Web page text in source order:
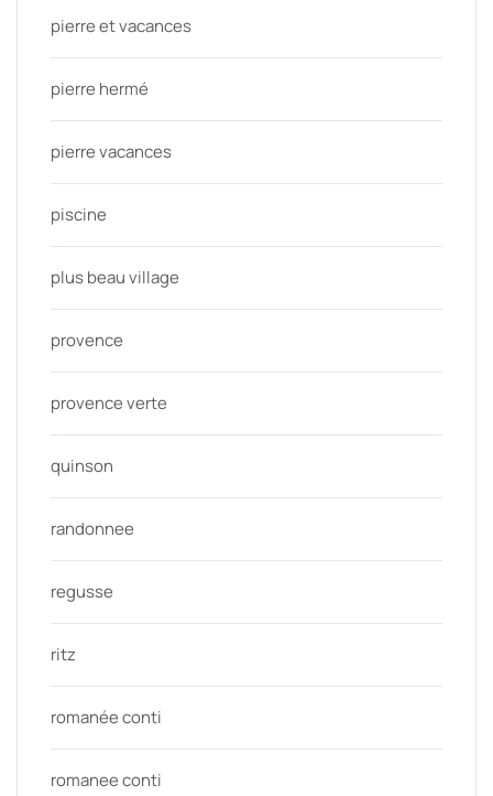
pierre et vacances
pierre hermé
pierre vacances
piscine
plus beau village
provence
provence verte
quinson
randonnee
regusse
ritz
romanée conti
romanee conti